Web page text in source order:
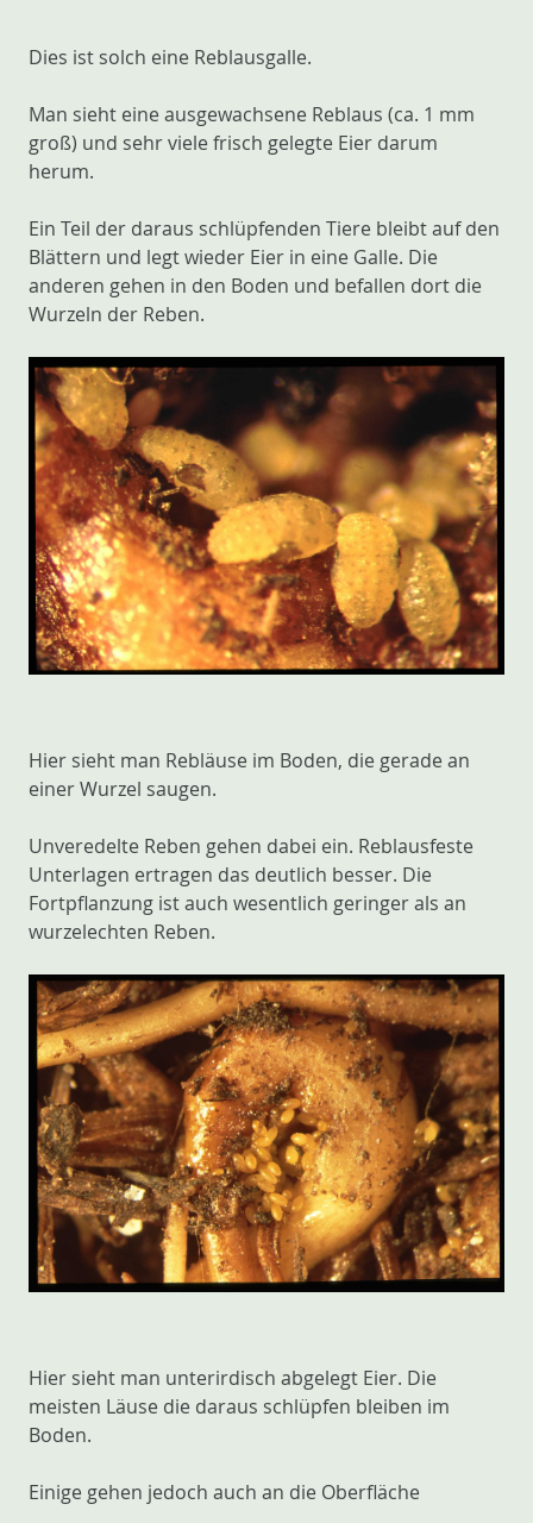
Dies ist solch eine Reblausgalle.
Man sieht eine ausgewachsene Reblaus (ca. 1 mm
groß) und sehr viele frisch gelegte Eier darum
herum.
Ein Teil der daraus schlüpfenden Tiere bleibt auf den
Blättern und legt wieder Eier in eine Galle. Die
anderen gehen in den Boden und befallen dort die
Wurzeln der Reben.
Hier sieht man Rebläuse im Boden, die gerade an
einer Wurzel saugen.
Unveredelte Reben gehen dabei ein. Reblausfeste
Unterlagen ertragen das deutlich besser. Die
Fortpflanzung ist auch wesentlich geringer als an
wurzelechten Reben.
Hier sieht man unterirdisch abgelegt Eier. Die
meisten Läuse die daraus schlüpfen bleiben im
Boden.
Einige gehen jedoch auch an die Oberfläche